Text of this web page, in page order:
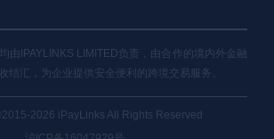
由IPAYLINKS LIMITED负责，由合作的境内外金融
结汇，为企业提供安全便利的跨境交易服务。
2026 iPayLinks All Rights Reserved